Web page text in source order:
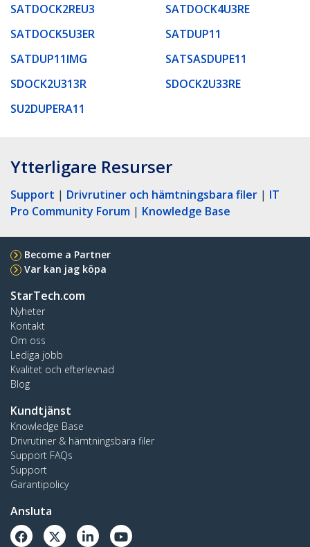
SATDOCK2REU3
SATDOCK4U3RE
SATDOCK5U3ER
SATDUP11
SATDUP11IMG
SATSASDUPE11
SDOCK2U313R
SDOCK2U33RE
SU2DUPERA11
Ytterligare Resurser
Support | Drivrutiner och hämtningsbara filer | IT
Pro Community Forum | Knowledge Base
Become a Partner
Var kan jag köpa
StarTech.com
Nyheter
Kontakt
Om oss
Lediga jobb
Kvalitet och efterlevnad
Blog
Kundtjänst
Knowledge Base
Drivrutiner & hämtningsbara filer
Support FAQs
Support
Garantipolicy
Ansluta